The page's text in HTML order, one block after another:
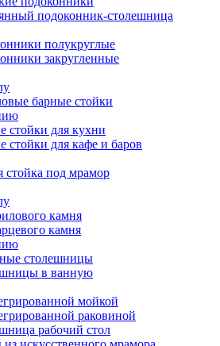
подоконник-столешница
полукруглые
закругленные
барные стойки
стойки для кухни
стойки для кафе и баров
стойка под мрамор
камня
камня
столешницы
в ванную
мойкой
раковиной
рабочий стол